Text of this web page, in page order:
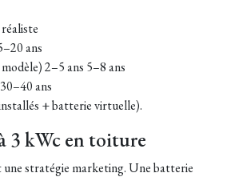
ans
2–5 ans 5–8 ans
ans
+ batterie virtuelle).
3 kWc en toiture
stratégie marketing. Une batterie